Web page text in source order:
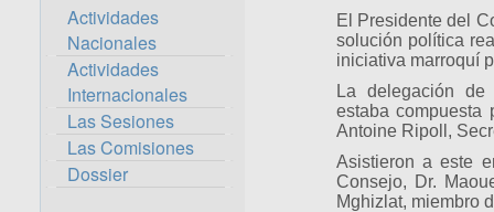
Actividades
Nacionales
Actividades
Internacionales
Las Sesiones
Las Comisiones
Dossier
El Presidente del
solución política
iniciativa marroquí
La delegación de
estaba compuesta
Antoine Ripoll,
Asistieron a este
Consejo, Dr.
Mghizlat, miembro